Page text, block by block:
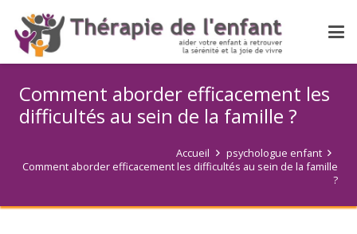
Comment aborder efficacement les
difficultés au sein de la famille ?
Accueil
psychologue enfant
Comment aborder efficacement les difficultés au sein de la famille
?